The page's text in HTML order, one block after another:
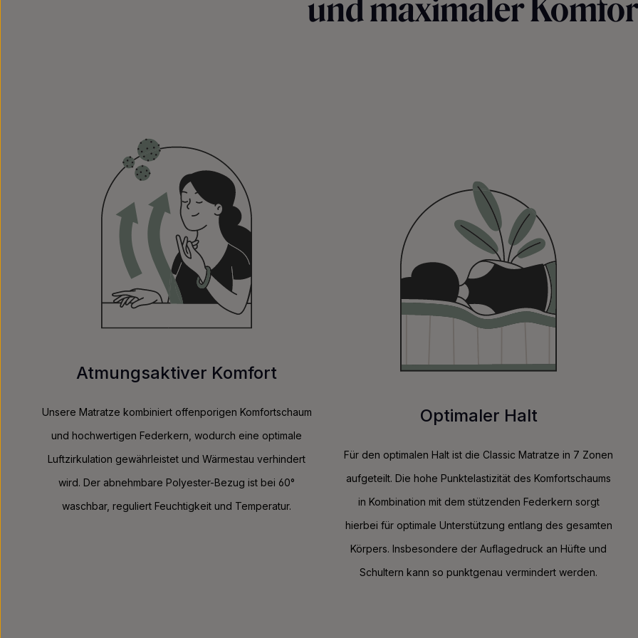
und maximaler
Atmungsaktiver Komfort
Unsere Matratze kombiniert offenporigen Komfortschaum
und hochwertigen Federkern, wodurch eine optimale
Luftzirkulation gewährleistet und Wärmestau verhindert
wird. Der abnehmbare Polyester-Bezug ist bei 60°
waschbar, reguliert Feuchtigkeit und Temperatur.
Optimaler Halt
Für den optimalen Halt ist die Classic Matratze in 7 Zonen
aufgeteilt. Die hohe Punktelastizität des Komfortschaums
in Kombination mit dem stützenden Federkern sorgt
hierbei für optimale Unterstützung entlang des gesamten
Körpers. Insbesondere der Auflagedruck an Hüfte und
Schultern kann so punktgenau vermindert werden.